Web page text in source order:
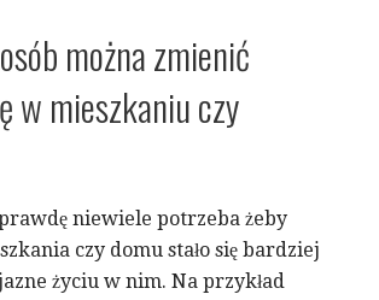
można zmienić
w mieszkaniu czy
niewiele potrzeba żeby
czy domu stało się bardziej
życiu w nim. Na przykład